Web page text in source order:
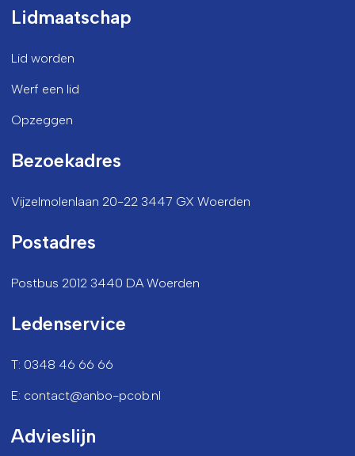
Lidmaatschap
Lid worden
Werf een lid
Opzeggen
Bezoekadres
Vijzelmolenlaan 20-22 3447 GX Woerden
Postadres
Postbus 2012 3440 DA Woerden
Ledenservice
T: 0348 46 66 66
E: contact@anbo-pcob.nl
Advieslijn